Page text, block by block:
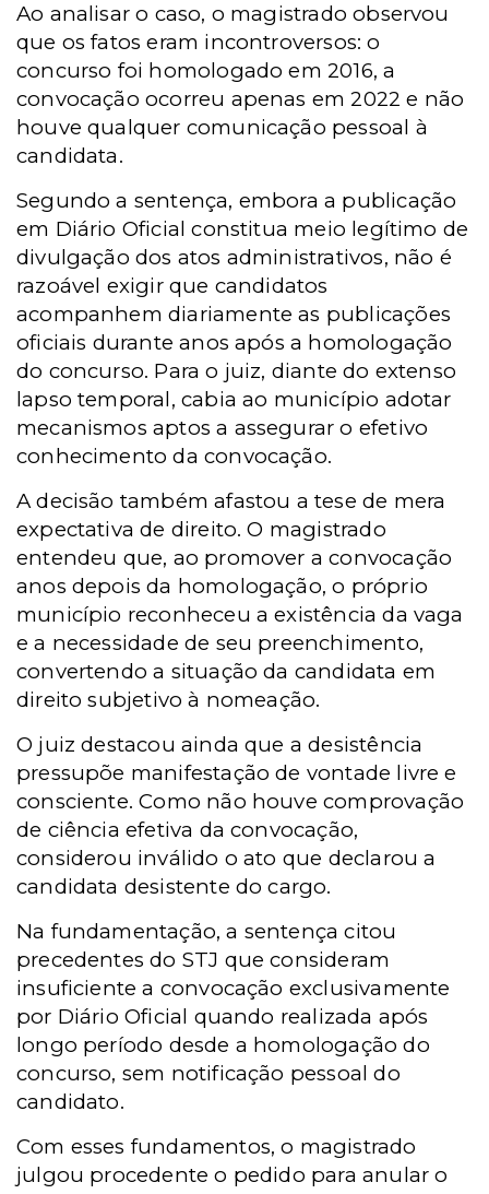
Ao analisar o caso, o magistrado observou
que os fatos eram incontroversos: o
concurso foi homologado em 2016, a
convocação ocorreu apenas em 2022 e não
houve qualquer comunicação pessoal à
candidata.
Segundo a sentença, embora a publicação
em Diário Oficial constitua meio legítimo de
divulgação dos atos administrativos, não é
razoável exigir que candidatos
acompanhem diariamente as publicações
oficiais durante anos após a homologação
do concurso. Para o juiz, diante do extenso
lapso temporal, cabia ao município adotar
mecanismos aptos a assegurar o efetivo
conhecimento da convocação.
A decisão também afastou a tese de mera
expectativa de direito. O magistrado
entendeu que, ao promover a convocação
anos depois da homologação, o próprio
município reconheceu a existência da vaga
e a necessidade de seu preenchimento,
convertendo a situação da candidata em
direito subjetivo à nomeação.
O juiz destacou ainda que a desistência
pressupõe manifestação de vontade livre e
consciente. Como não houve comprovação
de ciência efetiva da convocação,
considerou inválido o ato que declarou a
candidata desistente do cargo.
Na fundamentação, a sentença citou
precedentes do STJ que consideram
insuficiente a convocação exclusivamente
por Diário Oficial quando realizada após
longo período desde a homologação do
concurso, sem notificação pessoal do
candidato.
Com esses fundamentos, o magistrado
julgou procedente o pedido para anular o